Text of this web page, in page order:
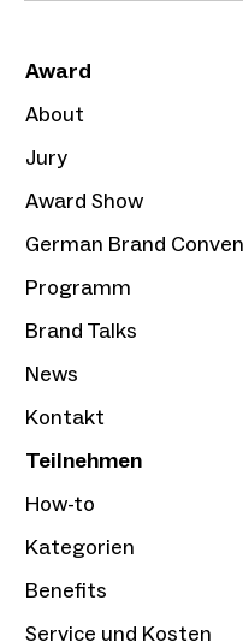
Award
About
Jury
Award Show
German Brand
Programm
Brand Talks
News
Kontakt
Teilnehmen
How-to
Kategorien
Benefits
Service und Kosten